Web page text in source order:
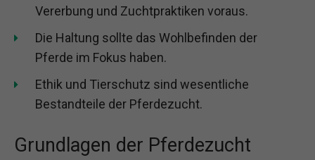
Vererbung und Zuchtpraktiken voraus.
Die Haltung sollte das Wohlbefinden der
Pferde im Fokus haben.
Ethik und Tierschutz sind wesentliche
Bestandteile der Pferdezucht.
Grundlagen der Pferdezucht